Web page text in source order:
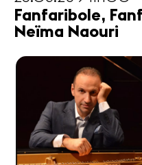
Fanfaribole,
Neïma Naouri